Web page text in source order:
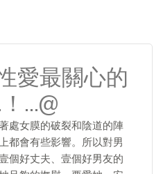
愛最關心的
…@
處女膜的破裂和陰道的陣
都會有些影響。所以對男
個好丈夫、壹個好男友的